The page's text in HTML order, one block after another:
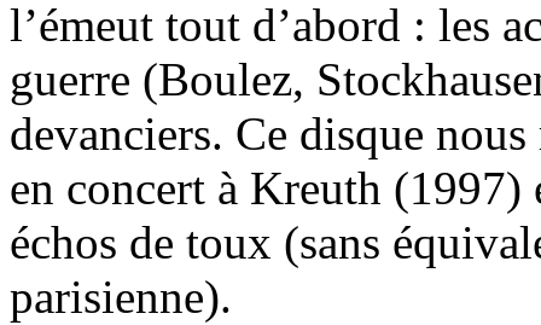
l’émeut tout d’abord : les
guerre (Boulez,
devanciers. Ce disque
en concert à Kreuth
échos de toux (sans
parisienne).